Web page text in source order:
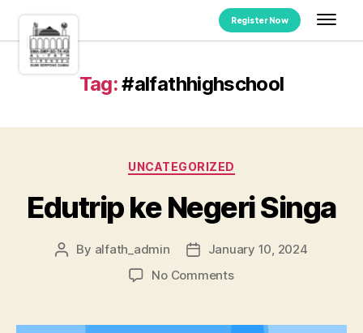
Register Now
Tag:#alfathhighschool
UNCATEGORIZED
Edutrip ke Negeri Singa
By alfath_admin
January 10, 2024
No Comments